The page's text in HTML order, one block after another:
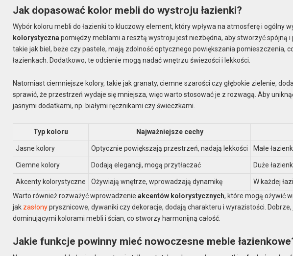
Jak dopasować kolor mebli do wystroju łazienki?
Wybór koloru mebli do łazienki to kluczowy element, który wpływa na atmosferę i ogólny
kolorystyczna pomiędzy meblami a resztą wystroju jest niezbędna, aby stworzyć spójną i
takie jak biel, beże czy pastele, mają zdolność optycznego powiększania pomieszczenia,
łazienkach. Dodatkowo, te odcienie mogą nadać wnętrzu świeżości i lekkości.
Natomiast ciemniejsze kolory, takie jak granaty, ciemne szarości czy głębokie zielenie,
sprawić, że przestrzeń wydaje się mniejsza, więc warto stosować je z rozwagą. Aby
jasnymi dodatkami, np. białymi ręcznikami czy świeczkami.
Typ koloru Najważniejsze cechy
Jasne kolory Optycznie powiększają przestrzeń, nadają lekkości Małe
Ciemne kolory Dodają elegancji, mogą przytłaczać Duże
Akcenty kolorystyczne Ożywiają wnętrze, wprowadzają dynamikę
W każdej
Warto również rozważyć wprowadzenieakcentów kolorystycznych, które mogą ożywić
jak zasłonyprysznicowe, dywaniki czy dekoracje, dodają charakteru i wyrazistości. Dobrze,
dominującymi kolorami mebli i ścian, co stworzy harmonijną całość.
Jakie funkcje powinny mieć nowoczesne meble